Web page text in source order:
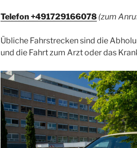
Telefon +491729166078 (zum
Übliche Fahrstrecken sind die
und die Fahrt zum Arzt oder das